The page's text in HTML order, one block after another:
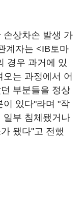
손상차손 발생 가
계자는 <IB토마
경우 과거에 있
는 과정에서 어
부분들을 정상
이 있다"라며 "작
일부 침체됐거나
됐다"고 전했